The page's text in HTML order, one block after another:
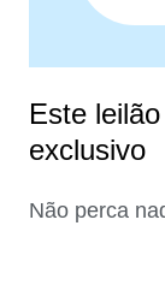
Este
exclusivo
Não perca